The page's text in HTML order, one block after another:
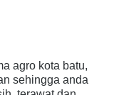
agro kota batu,
sehingga anda